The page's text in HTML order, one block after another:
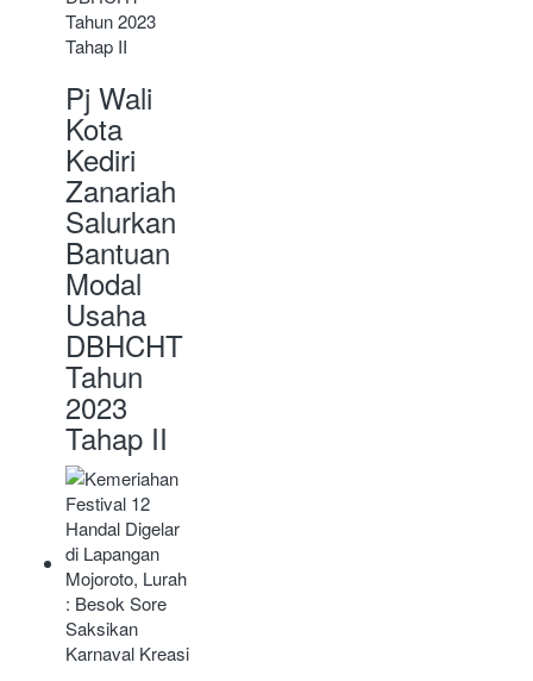
Pj Wali
Kota
Kediri
Zanariah
Salurkan
Bantuan
Modal
Usaha
DBHCHT
Tahun
2023
Tahap II